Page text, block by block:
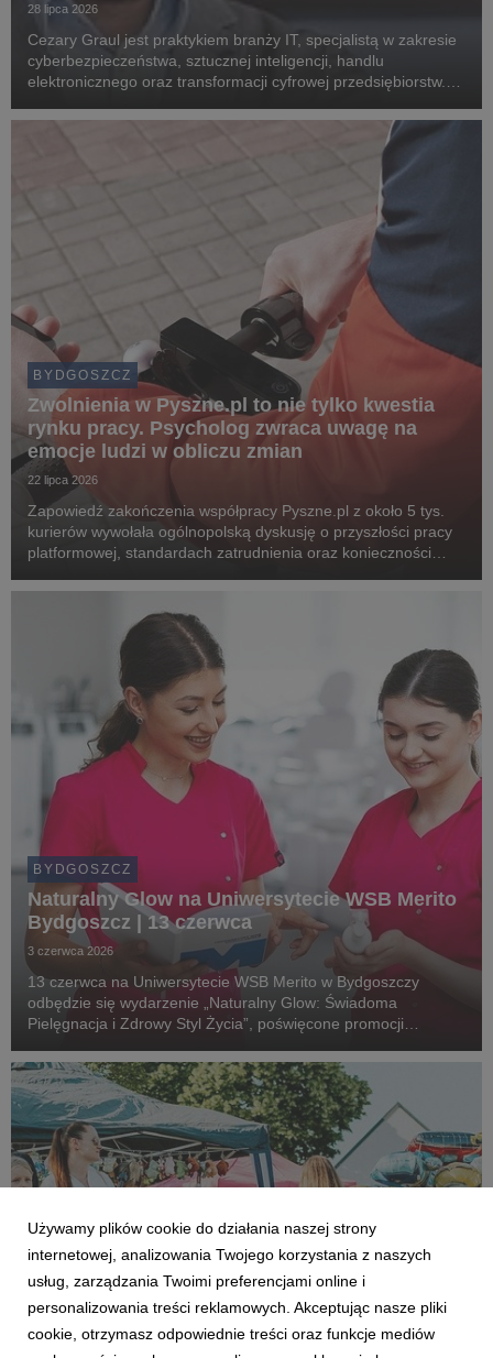
28 lipca 2026
Cezary Graul jest praktykiem branży IT, specjalistą w zakresie
cyberbezpieczeństwa, sztucznej inteligencji, handlu
elektronicznego oraz transformacji cyfrowej przedsiębiorstw.
się swoją wiedzą i doświadczeniem z...
BYDGOSZCZ
Zwolnienia w Pyszne.pl to nie tylko kwestia
rynku pracy. Psycholog zwraca uwagę na
emocje ludzi w obliczu zmian
22 lipca 2026
Zapowiedź zakończenia współpracy Pyszne.pl z około 5 tys.
kurierów wywołała ogólnopolską dyskusję o przyszłości pracy
platformowej, standardach zatrudnienia oraz konieczności
Związkowcy alarmują, że planowane zmiany m...
BYDGOSZCZ
Naturalny Glow na Uniwersytecie WSB Merito
Bydgoszcz | 13 czerwca
3 czerwca 2026
13 czerwca na Uniwersytecie WSB Merito w Bydgoszczy
odbędzie się wydarzenie „Naturalny Glow: Świadoma
Pielęgnacja i Zdrowy Styl Życia”, poświęcone promocji
branży beauty.
BYDGOSZCZ
Używamy plików cookie do działania naszej strony
internetowej, analizowania Twojego korzystania z naszych
usług, zarządzania Twoimi preferencjami online i
personalizowania treści reklamowych. Akceptując nasze pliki
cookie, otrzymasz odpowiednie treści oraz funkcje mediów